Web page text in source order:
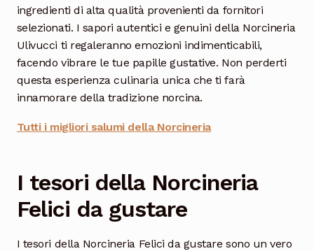
ingredienti di alta qualità provenienti da fornitori
selezionati. I sapori autentici e genuini della Norcineria
Ulivucci ti regaleranno emozioni indimenticabili,
facendo vibrare le tue papille gustative. Non perderti
questa esperienza culinaria unica che ti farà
innamorare della tradizione norcina.
Tutti i migliori salumi della Norcineria
I tesori della Norcineria
Felici da gustare
I tesori della Norcineria Felici da gustare sono un vero